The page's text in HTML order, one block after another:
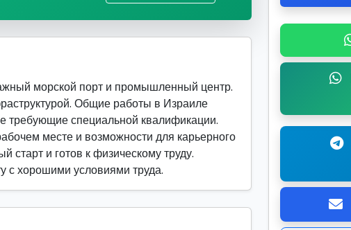
морской порт и промышленный центр.
Общие работы в Израиле
требующие специальной квалификации.
месте и возможности для карьерного
старт и готов к физическому труду.
с хорошими условиями труда.